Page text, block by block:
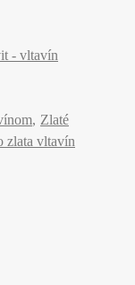
- vltavín
Zlaté
zlata vltavín